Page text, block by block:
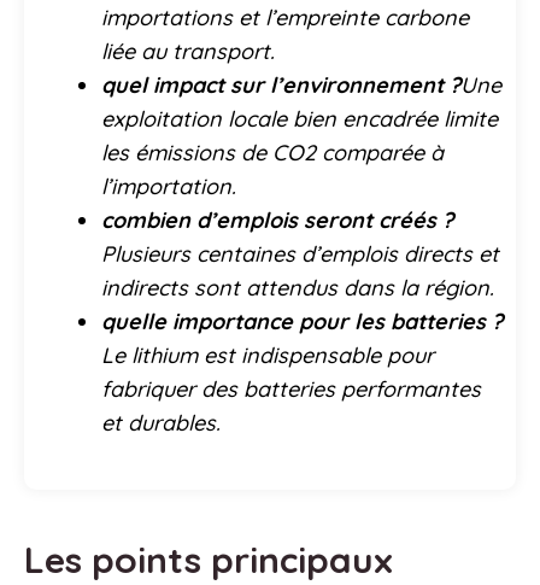
importations et l’empreinte carbone
liée au transport.
quel impact sur l’environnement ?Une
exploitation locale bien encadrée limite
les émissions de CO2 comparée à
l’importation.
combien d’emplois seront créés ?
Plusieurs centaines d’emplois directs et
indirects sont attendus dans la région.
quelle importance pour les batteries ?
Le lithium est indispensable pour
fabriquer des batteries performantes
et durables.
Les points principaux